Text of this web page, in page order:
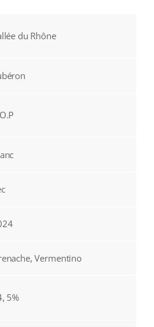
du Rhône
Vermentino
5%